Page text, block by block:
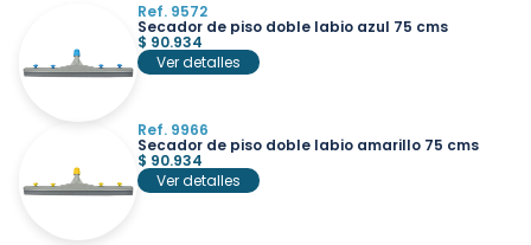
Ref. 9572
Secador de piso doble labio azul 75 cms
$ 90.934
Ver detalles
Ref. 9966
Secador de piso doble labio amarillo 75 cms
$ 90.934
Ver detalles